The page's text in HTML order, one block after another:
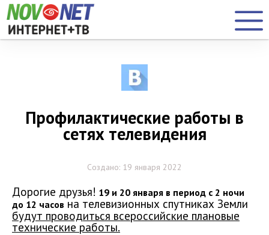
Профилактические работы в
сетях телевидения
Создано: 19 января 2022
Дорогие друзья! 19 и 20 января в период с 2 ночи
до 12 часов на телевизионных спутниках Земли
будут проводиться всероссийские плановые
технические работы.